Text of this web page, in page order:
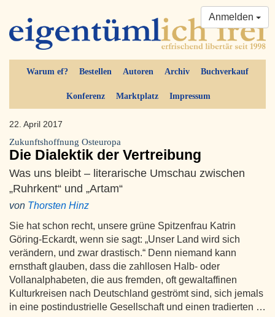
Warum ef? Bestellen Autoren Archiv Buchverkauf
Konferenz Marktplatz Impressum
Anmelden
22. April 2017
Zukunftshoffnung Osteuropa
Die Dialektik der Vertreibung
Was uns bleibt – literarische Umschau zwischen
„Ruhrkent“ und „Artam“
von Thorsten Hinz
Sie hat schon recht, unsere grüne Spitzenfrau Katrin
Göring-Eckardt, wenn sie sagt: „Unser Land wird sich
verändern, und zwar drastisch.“ Denn niemand kann
ernsthaft glauben, dass die zahllosen Halb- oder
Vollanalphabeten, die aus fremden, oft gewaltaffinen
Kulturkreisen nach Deutschland geströmt sind, sich jemals
in eine postindustrielle Gesellschaft und einen tradierten …